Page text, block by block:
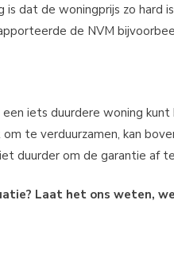
dat de woningprijs zo hard
de NVM
iets duurdere woning
te verduurzamen, kan
duurder om de garantie af
Laat het ons weten,